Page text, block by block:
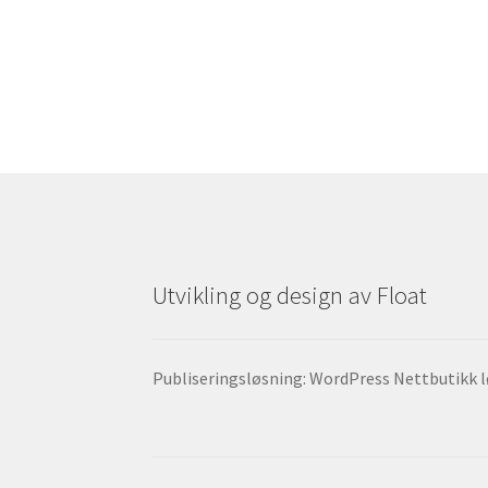
Utvikling og design av Float
Publiseringsløsning: WordPress Nettbutikk